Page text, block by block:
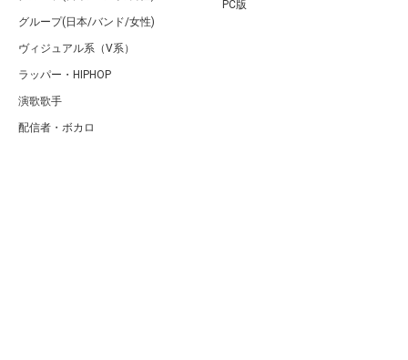
グループ(日本/バンド/女性)
ヴィジュアル系（V系）
ラッパー・HIPHOP
演歌歌手
配信者・ボカロ
PC版